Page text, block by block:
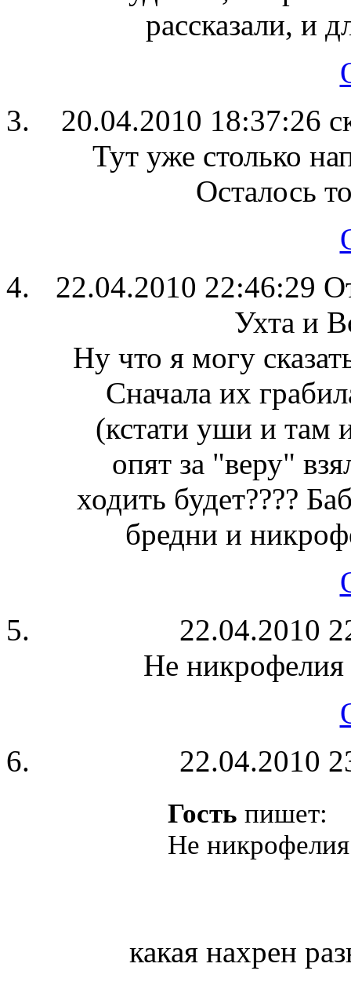
рассказали, и
20.04.2010 18:37:26
Тут уже столько
Осталось
22.04.2010 22:46:29
Ухта и
Ну что я могу
Сначала их
(кстати уши и там
опят за "веру"
ходить будет????
бредни и
22.04.2010
Не никрофелия
22.04.2010
Гость пишет:
Не
какая нахрен